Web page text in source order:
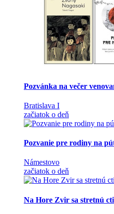
Pozvánka na večer
Bratislava I
začiatok o deň
Pozvanie pre rodiny na
Námestovo
začiatok o deň
Na Hore Zvir sa stretnú